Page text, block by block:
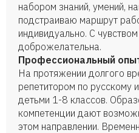
набором знаний, умений,
подстраиваю маршрут
индивидуально. С
доброжелательна.
Профессиональный
На протяжении долгого
репетитором по русскому
детьми 1-8 классов.
компетенции дают
этом направлении.